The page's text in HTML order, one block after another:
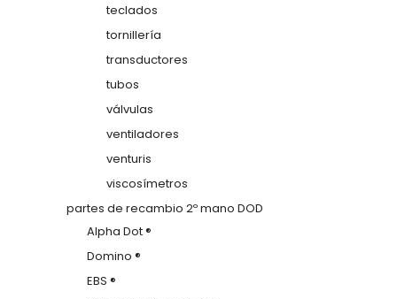
teclados
tornillería
transductores
tubos
válvulas
ventiladores
venturis
viscosímetros
partes de recambio 2º mano DOD
Alpha Dot ®
Domino ®
EBS ®